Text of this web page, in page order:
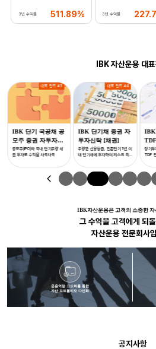
3년 수익률 511.89% 3년 수익률
IBK 자산운용 대
대표 펀드 #3
IBK 단기 국공채 공
모주 증권 자투자신
탁 1호[채권혼합]
공모주(IPO)와 국내 단기우량 채
권 투자로 수익을 차곡차곡
대표 펀드 #4
IBK 단기채 증권 자
투자신탁 [채권]
우량한 신용등급, 잔존만기 1년 이
내 단기채에 투자하여 리스크 최
IBK
자
형]
장기투
TDF
IBK자산운용은 고객의 소중한 자
그 수익을 고객에게 되
자산운용 전문회사
운용역량 고도화를 통한
자산 포트폴리오 다변화
공지사항